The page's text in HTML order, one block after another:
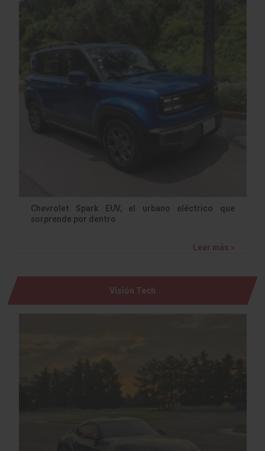
Chevrolet Spark EUV, el urbano eléctrico que
sorprende por dentro
Leer más »
Visión Tech